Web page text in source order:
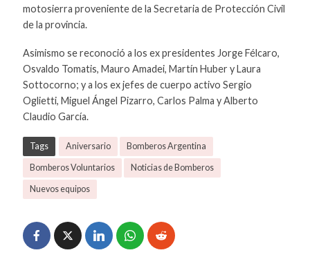
motosierra proveniente de la Secretaria de Protección Civil
de la provincia.
Asimismo se reconoció a los ex presidentes Jorge Félcaro,
Osvaldo Tomatis, Mauro Amadei, Martín Huber y Laura
Sottocorno; y a los ex jefes de cuerpo activo Sergio
Oglietti, Miguel Ángel Pizarro, Carlos Palma y Alberto
Claudio García.
Tags Aniversario Bomberos Argentina
Bomberos Voluntarios Noticias de Bomberos
Nuevos equipos